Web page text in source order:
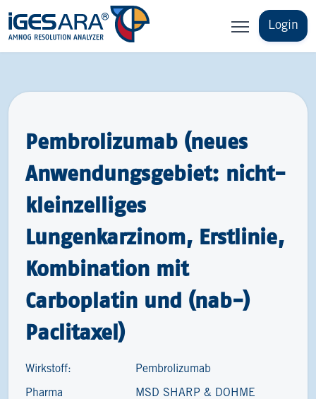
Login
Pembrolizumab (neues
Anwendungsgebiet: nicht-​
kleinzelliges
Lungenkarzinom, Erstlinie,
Kombination mit
Carboplatin und (nab-)
Paclitaxel)
Wirkstoff: Pembrolizumab
Pharma
MSD SHARP & DOHME